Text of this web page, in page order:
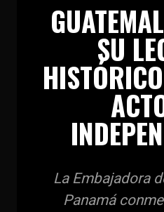
SU
La Embajadora
Panamá